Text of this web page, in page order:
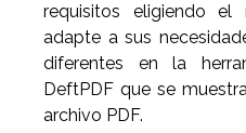
requisitos eligiendo
adapte a sus
diferentes en la
DeftPDF que se
archivo PDF.